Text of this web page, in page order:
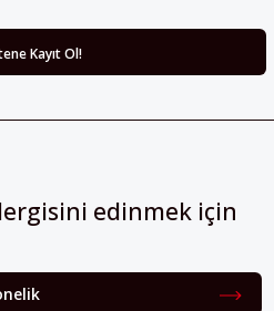
edinmek için